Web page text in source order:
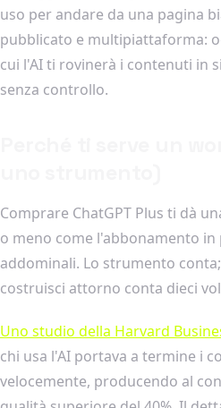
uso per andare da una pagina
pubblicato e multipiattaforma:
cui l'AI ti rovinerà i contenuti in
senza controllo.
Comprare ChatGPT Plus ti dà
o meno come l'abbonamento in
addominali. Lo strumento
costruisci attorno conta dieci
Uno studio della Harvard
chi usa l'AI portava a termine i
velocemente, producendo al